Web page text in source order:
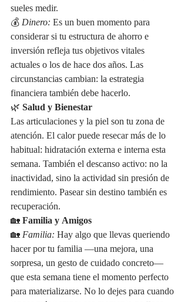
sueles medir.
💰 Dinero: Es un buen momento para
considerar si tu estructura de ahorro e
inversión refleja tus objetivos vitales
actuales o los de hace dos años. Las
circunstancias cambian: la estrategia
financiera también debe hacerlo.
🌿 Salud y Bienestar
Las articulaciones y la piel son tu zona de
atención. El calor puede resecar más de lo
habitual: hidratación externa e interna esta
semana. También el descanso activo: no la
inactividad, sino la actividad sin presión de
rendimiento. Pasear sin destino también es
recuperación.
🏡 Familia y Amigos
🏡 Familia: Hay algo que llevas queriendo
hacer por tu familia —una mejora, una
sorpresa, un gesto de cuidado concreto—
que esta semana tiene el momento perfecto
para materializarse. No lo dejes para cuando